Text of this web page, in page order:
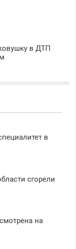
в ДТП
в
сгорели
на